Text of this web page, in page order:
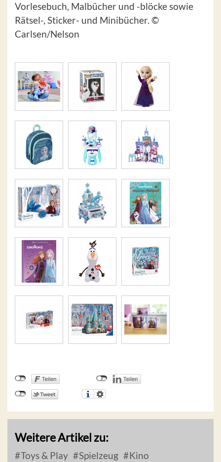
Vorlesebuch, Malbücher und -blöcke sowie
Rätsel-, Sticker- und Minibücher. ©
Carlsen/Nelson
Weitere Artikel zu:
Toys & Play Spielzeug
Kino